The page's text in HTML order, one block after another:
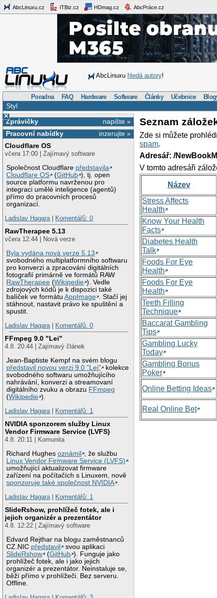
AbcLinuxu.cz ITBiz.cz HDmag.cz AbcPráce.cz
AbcLinuxu hledá autory!
Poradna FAQ Hardware Software Články Učebnice
Styl
×
napište »
Zprávičky
inzerujte »
Pracovní nabídky
Cloudflare OS
včera 17:00 | Zajímavý software
Společnost Cloudflare představila
Cloudflare OS
(GitHub ), tj. open
source platformu navrženou pro
integraci umělé inteligence (agentů)
přímo do pracovních procesů
organizací.
Ladislav Hagara| Komentářů: 0
RawTherapee 5.13
včera 12:44 | Nová verze
Byla vydána nová verze 5.13
svobodného multiplatformního softwaru
pro konverzi a zpracování digitálních
fotografií primárně ve formátů RAW
RawTherapee (Wikipedie ). Vedle
zdrojových kódů je k dispozici také
balíček ve formátuAppImage
. Stačí jej
stáhnout, nastavit právo ke spuštění a
spustit.
Ladislav Hagara| Komentářů: 0
FFmpeg 9.0 "Lei"
4.8. 20:44 | Zajímavý článek
Jean-Baptiste Kempf na svém blogu
představil novou verzi 9.0 "Lei"
kolekce
svobodného softwaru umožňujícího
nahrávání, konverzi a streamovaní
digitálního zvuku a obrazu FFmpeg
(Wikipedie ).
Ladislav Hagara| Komentářů: 1
NVIDIA sponzorem služby Linux
Vendor Firmware Service (LVFS)
4.8. 20:11 | Komunita
Richard Hughesoznámil
, že službu
Linux Vendor Firmware Service (LVFS)
umožňující aktualizovat firmware
zařízení na počítačích s Linuxem, nově
sponzoruje také společnost NVIDIA
Ladislav Hagara| Komentářů: 1
SlideRshow, prohlížeč fotek, ale i
jejich organizér a prezentátor
4.8. 12:22 | Zajímavý software
Edvard Rejthar na blogu zaměstnanců
CZ.NIC představil
svou aplikaci
SlideRshow
(GitHub ). Funguje jako
prohlížeč fotek, ale i jako jejich
organizér a prezentátor. Neinstaluje se,
běží přímo v prohlížeči. Bez serveru.
Offline.
Seznam
Zde si můžete
spam.
Adresář: /
V tomto adresáři
Název
Stress Affects
Health
Know Your Health
Facts
Diabetes Health
Talk
Foods For Eye
Health
Foods For Eye
Health
Teeth Filling
Technique
Baccarat Gambling
Tips
Gambling Lucky
Today
Gambling Bonus
Poker
Online Betting Ideas
Real Online Bet